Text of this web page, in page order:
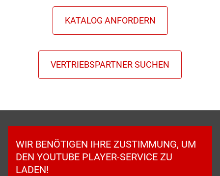
WIR BENÖTIGEN IHRE ZUSTIMMUNG, UM
DEN YOUTUBE PLAYER-SERVICE ZU
LADEN!